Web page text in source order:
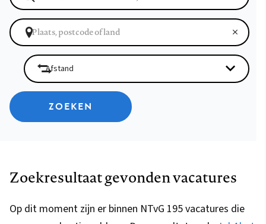
ZOEKEN
Zoekresultaat gevonden vacatures
Op dit moment zijn er binnen NTvG 195 vacatures die